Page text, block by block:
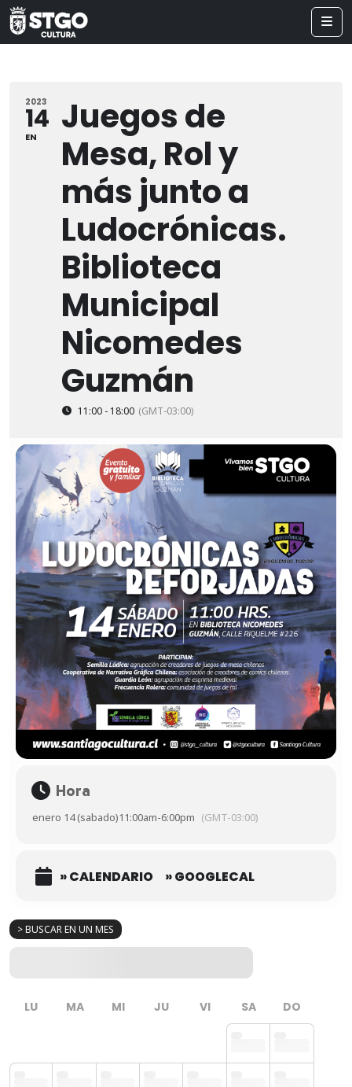
> BUSCAR EN UN MES
LU MA MI JU VI SA DO
2023
14
EN
Juegos de
Mesa, Rol y
más junto a
Ludocrónicas.
Biblioteca
Municipal
Nicomedes
Guzmán
11:00 - 18:00 (GMT-03:00)
Hora
enero 14 (sabado)11:00am-6:00pm (GMT-03:00)
» CALENDARIO » GOOGLECAL